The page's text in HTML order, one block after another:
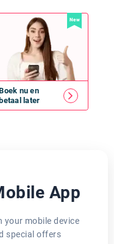
New
nu en
later
App
your mobile device
special offers